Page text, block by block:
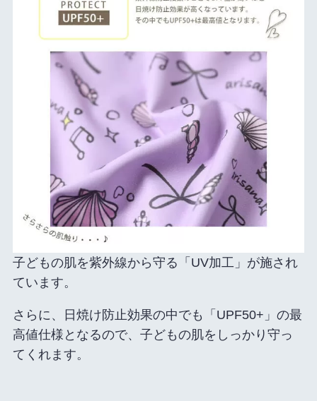
子どもの肌を紫外線から守る「UV加工」が施され
ています。
さらに、日焼け防止効果の中でも「UPF50+」の最
高値仕様となるので、子どもの肌をしっかり守っ
てくれます。